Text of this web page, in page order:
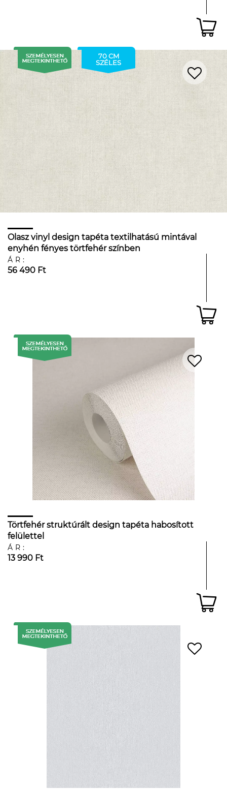
70 CM
SZÉLES
Olasz vinyl design tapéta textilhatású mintával
enyhén fényes törtfehér színben
ÁR:
56 490 Ft
Törtfehér struktúrált design tapéta habosított
felülettel
ÁR:
13 990 Ft